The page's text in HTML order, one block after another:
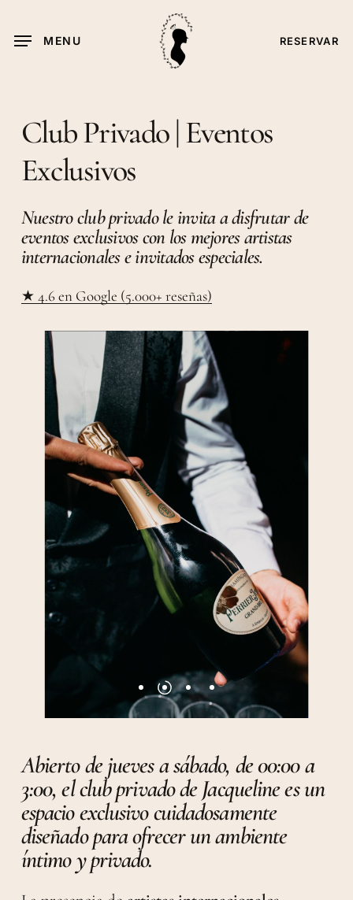
main
RESERVAR
MENU
Club Privado | Eventos
Exclusivos
Nuestro club privado le invita a disfrutar de
eventos exclusivos con los mejores artistas
internacionales e invitados especiales.
★ 4.6 en Google (5.000+ reseñas)
Abierto de jueves a sábado, de 00:00 a
3:00, el club privado de Jacqueline es un
espacio exclusivo cuidadosamente
diseñado para ofrecer un ambiente
íntimo y privado.